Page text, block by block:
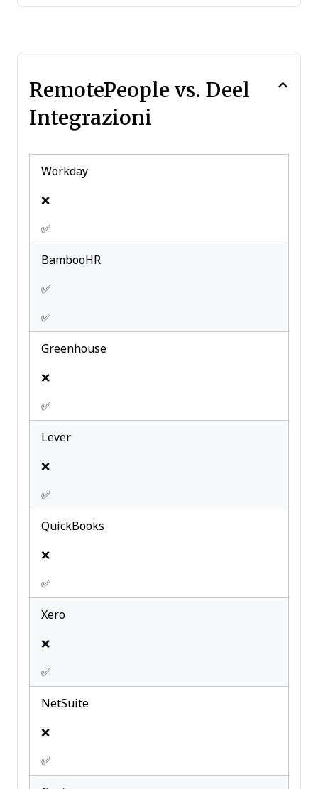
Timesheets
RemotePeople vs. Deel
Integrazioni
Workday
❌
✅
BambooHR
✅
✅
Greenhouse
❌
✅
Lever
❌
✅
QuickBooks
❌
✅
Xero
❌
✅
NetSuite
❌
✅